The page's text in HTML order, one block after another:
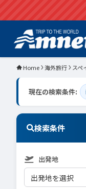
Home 海外旅行 スペ
現在の検索条件:
検索条件
出発地